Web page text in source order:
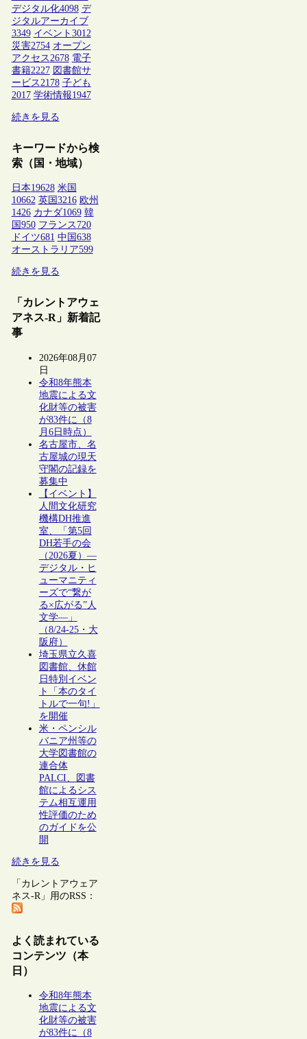
デジタル化4098 デ
ジタルアーカイブ
3349 イベント 3012
災害2754 オープン
アクセス 2678 電子
書籍2227 図書館サ
ービス 2178 子ども
2017 学術情報1947
続きを見る
キーワードから検
索（国・地域）
日本19628 米国
10662 英国 3216 欧州
1426 カナダ1069 韓
国 950 フランス 720
ドイツ681 中国 638
オーストラリア599
続きを見る
「カレントアウェ
アネス-R」新着記
事
2026年08月07
日
令和8年熊本
地震による文
化財等の被害
が83件に（8
月6日時点）
名古屋市、名
古屋城の現天
守閣の記録を
募集中
【イベント】
人間文化研究
機構DH推進
室、「第5回
DH若手の会
（2026夏）―
デジタル・ヒ
ューマニティ
ーズで“繋が
る×広がる”人
文学―」
（8/24-25・大
阪府）
埼玉県立久喜
図書館、休館
日特別イベン
ト「本のタイ
トルで一句!」
を開催
米・ペンシル
バニア州等の
大学図書館の
連合体
PALCI、図書
館によるシス
テム相互運用
性評価のため
のガイドを公
開
続きを見る
「カレントアウェア
ネス-R」用のRSS：
よく読まれている
コンテンツ（本
日）
令和8年熊本
地震による文
化財等の被害
が83件に（8